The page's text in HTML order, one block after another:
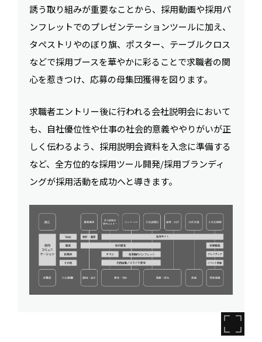
誘う取り組みが重要なことから、採用動画や採用パ
ンフレットでのプレゼンテーションツールに加え、
タペストリやのぼり旗、ポスター、テーブルクロス
などで採用ブースを華やかに彩ることで求職者の関
心を惹きつけ、応募の母集団獲得を図ります。
求職者エントリー後に行われる会社説明会において
も、自社優位性や仕事の社会的意義ややりがいが正
しく伝わるよう、採用説明会資料を入念に準備する
など、全方位的な採用ツール開発/採用ブランディ
ングが採用活動を成功へと導きます。